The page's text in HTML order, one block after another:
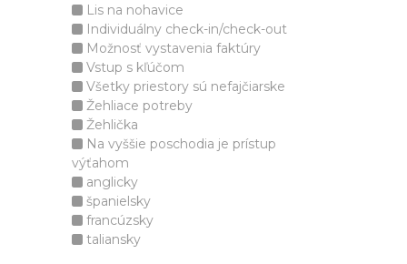
Lis na nohavice
Individuálny check-in/check-out
Možnosť vystavenia faktúry
Vstup s kľúčom
Všetky priestory sú nefajčiarske
Žehliace potreby
Žehlička
Na vyššie poschodia je prístup
výťahom
anglicky
španielsky
francúzsky
taliansky